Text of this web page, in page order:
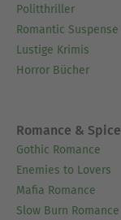
Politthriller
Romantic Suspense
Lustige Krimis
Horror Bücher
Romance & Spice
Gothic Romance
Enemies to Lovers
Mafia Romance
Slow Burn Romance